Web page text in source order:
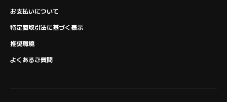
お支払いについて
特定商取引法に基づく表示
推奨環境
よくあるご質問